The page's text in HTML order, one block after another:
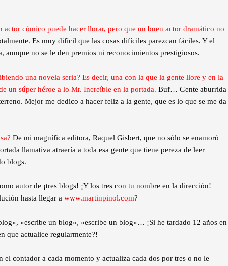
cómico puede hacer llorar, pero que un buen actor dramático no
Es muy difícil que las cosas difíciles parezcan fáciles. Y el
aunque no se le den premios ni reconocimientos prestigiosos.
una novela seria? Es decir, una con la que la gente llore y en la
un súper héroe a lo Mr. Increíble en la portada. Buf… Gente aburrida
Mejor me dedico a hacer feliz a la gente, que es lo que se me da
De mi magnífica editora, Raquel Gisbert, que no sólo se enamoró
llamativa atraería a toda esa gente que tiene pereza de leer
blogs.
autor de ¡tres blogs! ¡Y los tres con tu nombre en la dirección!
hasta llegar a www.martinpinol.com?
«escribe un blog», «escribe un blog»… ¡Si he tardado 12 años en
que actualice regularmente?!
el contador a cada momento y actualiza cada dos por tres o no le